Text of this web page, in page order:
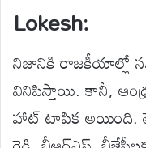
Lokesh:
నిజానికిరాజకీయాల్లో
వినిపిస్తాయి. కానీ,
హాట్ టాపిక అయింది.